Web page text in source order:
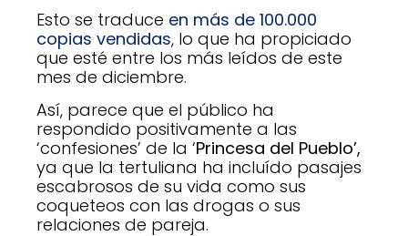
Esto se traduce en más de 100.000
copias vendidas, lo que ha propiciado
que esté entre los más leídos de este
mes de diciembre.
Así, parece que el público ha
respondido positivamente a las
‘confesiones’ de la ‘Princesa del Pueblo’,
ya que la tertuliana ha incluído pasajes
escabrosos de su vida como sus
coqueteos con las drogas o sus
relaciones de pareja.